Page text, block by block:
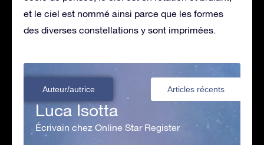
et le ciel est nommé ainsi parce que les formes
des diverses constellations y sont imprimées.
Auteur/autrice Articles récents
Luca Isotta
Écrivain chez Online Star Register